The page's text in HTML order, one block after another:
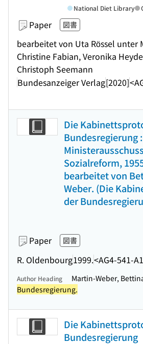
Paper 図書
bearbeitet von Uta Rössel unter
Christine Fabian, Veronika
Christoph Seemann
Bundesanzeiger Verlag[2020]
National Diet Library
Die
Bundesregierung :
Sozialreform,
bearbeitet von
Weber. (Die
der
Paper 図書
R. Oldenbourg1999.<AG4-541-
Author Heading Martin-Weber,
Bundesregierung.
Die
Bundesregierung